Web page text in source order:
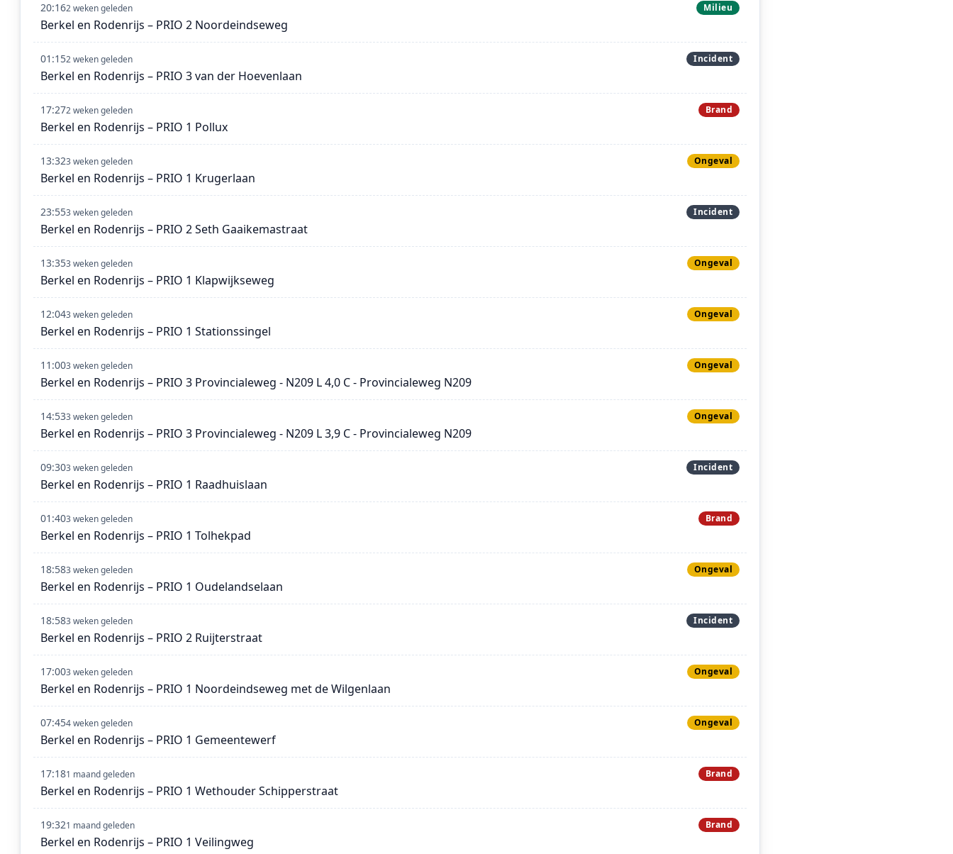
20:162 weken geleden Milieu
Berkel en Rodenrijs – PRIO 2 Noordeindseweg
01:152 weken geleden Incident
Berkel en Rodenrijs – PRIO 3 van der Hoevenlaan
17:272 weken geleden Brand
Berkel en Rodenrijs – PRIO 1 Pollux
13:323 weken geleden Ongeval
Berkel en Rodenrijs – PRIO 1 Krugerlaan
23:553 weken geleden Incident
Berkel en Rodenrijs – PRIO 2 Seth Gaaikemastraat
13:353 weken geleden Ongeval
Berkel en Rodenrijs – PRIO 1 Klapwijkseweg
12:043 weken geleden Ongeval
Berkel en Rodenrijs – PRIO 1 Stationssingel
11:003 weken geleden Ongeval
Berkel en Rodenrijs – PRIO 3 Provincialeweg - N209 L 4,0 C - Provincialeweg N209
14:533 weken geleden Ongeval
Berkel en Rodenrijs – PRIO 3 Provincialeweg - N209 L 3,9 C - Provincialeweg N209
09:303 weken geleden Incident
Berkel en Rodenrijs – PRIO 1 Raadhuislaan
01:403 weken geleden Brand
Berkel en Rodenrijs – PRIO 1 Tolhekpad
18:583 weken geleden Ongeval
Berkel en Rodenrijs – PRIO 1 Oudelandselaan
18:583 weken geleden Incident
Berkel en Rodenrijs – PRIO 2 Ruijterstraat
17:003 weken geleden Ongeval
Berkel en Rodenrijs – PRIO 1 Noordeindseweg met de Wilgenlaan
07:454 weken geleden Ongeval
Berkel en Rodenrijs – PRIO 1 Gemeentewerf
17:181 maand geleden Brand
Berkel en Rodenrijs – PRIO 1 Wethouder Schipperstraat
19:321 maand geleden Brand
Berkel en Rodenrijs – PRIO 1 Veilingweg